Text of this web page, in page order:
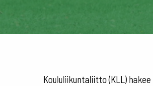
Koululiikuntaliitto (KLL)